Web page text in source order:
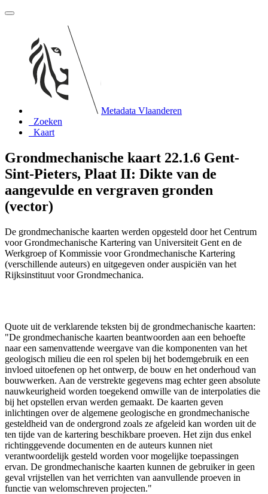
Metadata Vlaanderen
Zoeken
Kaart
Grondmechanische kaart 22.1.6 Gent-
Sint-Pieters, Plaat II: Dikte van de
aangevulde en vergraven gronden
(vector)
De grondmechanische kaarten werden opgesteld door het Centrum
voor Grondmechanische Kartering van Universiteit Gent en de
Werkgroep of Kommissie voor Grondmechanische Kartering
(verschillende auteurs) en uitgegeven onder auspiciën van het
Rijksinstituut voor Grondmechanica.
Quote uit de verklarende teksten bij de grondmechanische kaarten:
"De grondmechanische kaarten beantwoorden aan een behoefte
naar een samenvattende weergave van die komponenten van het
geologisch milieu die een rol spelen bij het bodemgebruik en een
invloed uitoefenen op het ontwerp, de bouw en het onderhoud van
bouwwerken. Aan de verstrekte gegevens mag echter geen absolute
nauwkeurigheid worden toegekend omwille van de interpolaties die
bij het opstellen ervan werden gemaakt. De kaarten geven
inlichtingen over de algemene geologische en grondmechanische
gesteldheid van de ondergrond zoals ze afgeleid kan worden uit de
ten tijde van de kartering beschikbare proeven. Het zijn dus enkel
richtinggevende documenten en de auteurs kunnen niet
verantwoordelijk gesteld worden voor mogelijke toepassingen
ervan. De grondmechanische kaarten kunnen de gebruiker in geen
geval vrijstellen van het verrichten van aanvullende proeven in
functie van welomschreven projecten."